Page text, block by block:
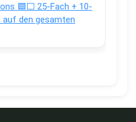
🟦⬜ 25-Fach + 10-
den gesamten